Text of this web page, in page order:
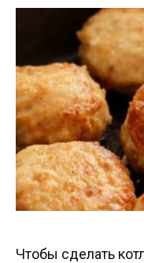
Чтобы сделать